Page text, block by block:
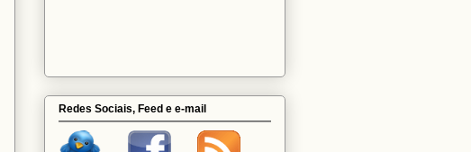
Redes Sociais, Feed e e-mail